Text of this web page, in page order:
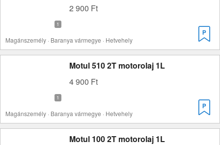
2 900 Ft
Magánszemély · Baranya vármegye · Hetvehely
Motul 510 2T motorolaj 1L
4 900 Ft
Magánszemély · Baranya vármegye · Hetvehely
Motul 100 2T motorolaj 1L